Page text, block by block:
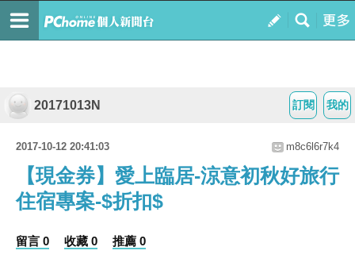
我的
訂閱
20171013N
2017-10-12 20:41:03 m8c6l6r7k4
【現金券】愛上臨居-涼意初秋好旅行
住宿專案-$折扣$
留言 0 收藏 0 推薦 0